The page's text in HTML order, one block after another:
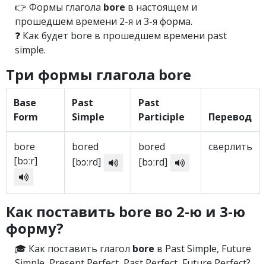
👉 Формы глагола bore в настоящем и
прошедшем времени 2-я и 3-я форма.
❓ Как будет bore в прошедшем времени past
simple.
Три формы глагола bore
Base
Form
Past
Simple
Past
Participle
Перевод
bore
[bɔːr]
bored
[bɔːrd]
bored
[bɔːrd]
сверлить
Как поставить bore во 2-ю и 3-ю
форму?
🎓 Как поставить глагол bore в Past Simple, Future